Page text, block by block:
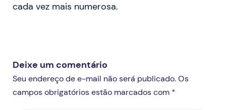
cada vez mais numerosa.
Deixe um comentário
Seu endereço de e-mail não será publicado. Os
campos obrigatórios estão marcados com *